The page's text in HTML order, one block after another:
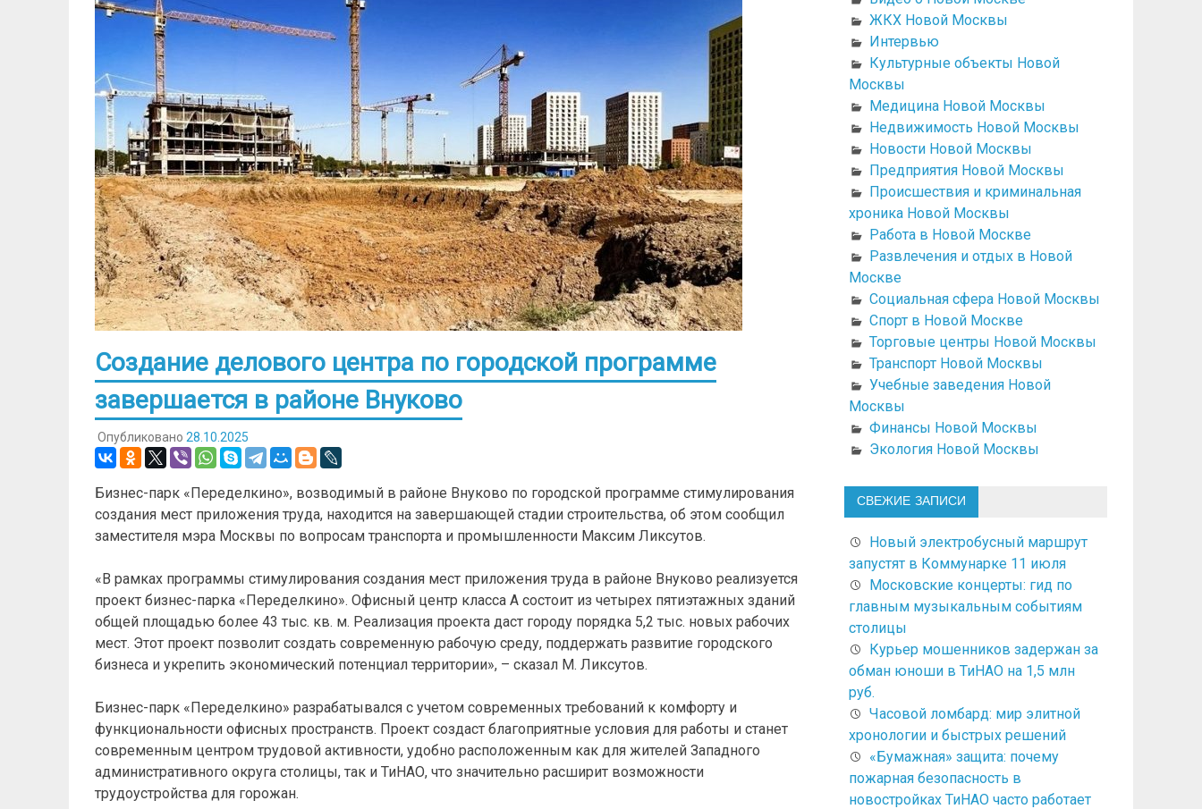
Создание делового центра по городской программе
завершается в районе Внуково
Опубликовано 28.10.2025
Бизнес-парк «Переделкино», возводимый в районе Внуково по городской программе стимулирования
создания мест приложения труда, находится на завершающей стадии строительства, об этом сообщил
заместителя мэра Москвы по вопросам транспорта и промышленности Максим Ликсутов.
«В рамках программы стимулирования создания мест приложения труда в районе Внуково реализуется
проект бизнес-парка «Переделкино». Офисный центр класса А состоит из четырех пятиэтажных зданий
общей площадью более 43 тыс. кв. м. Реализация проекта даст городу порядка 5,2 тыс. новых рабочих
мест. Этот проект позволит создать современную рабочую среду, поддержать развитие городского
бизнеса и укрепить экономический потенциал территории», – сказал М. Ликсутов.
Бизнес-парк «Переделкино» разрабатывался с учетом современных требований к комфорту и
функциональности офисных пространств. Проект создаст благоприятные условия для работы и станет
современным центром трудовой активности, удобно расположенным как для жителей Западного
административного округа столицы, так и ТиНАО, что значительно расширит возможности
трудоустройства для горожан.
ЖКХ Новой Москвы
Интервью
Культурные объекты Новой
Москвы
Медицина Новой Москвы
Недвижимость Новой Москвы
Новости Новой Москвы
Предприятия Новой Москвы
Происшествия и криминальная
хроника Новой Москвы
Работа в Новой Москве
Развлечения и отдых в Новой
Москве
Социальная сфера Новой Москвы
Спорт в Новой Москве
Торговые центры Новой Москвы
Транспорт Новой Москвы
Учебные заведения Новой
Москвы
Финансы Новой Москвы
Экология Новой Москвы
СВЕЖИЕ ЗАПИСИ
Новый электробусный маршрут
запустят в Коммунарке 11 июля
Московские концерты: гид по
главным музыкальным событиям
столицы
Курьер мошенников задержан за
обман юноши в ТиНАО на 1,5 млн
руб.
Часовой ломбард: мир элитной
хронологии и быстрых решений
«Бумажная» защита: почему
пожарная безопасность в
новостройках ТиНАО часто работает